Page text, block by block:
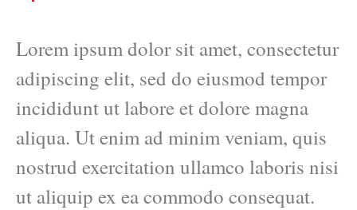
Lorem ipsum dolor sit amet, consectetur
adipiscing elit, sed do eiusmod tempor
incididunt ut labore et dolore magna
aliqua. Ut enim ad minim veniam, quis
nostrud exercitation ullamco laboris nisi
ut aliquip ex ea commodo consequat.